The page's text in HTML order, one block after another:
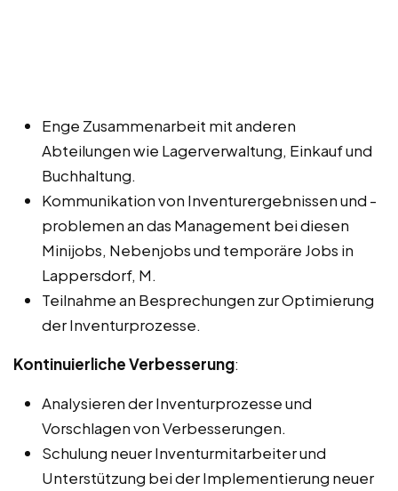
Enge Zusammenarbeit mit anderen
Abteilungen wie Lagerverwaltung, Einkauf und
Buchhaltung.
Kommunikation von Inventurergebnissen und -
problemen an das Management bei diesen
Minijobs, Nebenjobs und temporäre Jobs in
Lappersdorf, M.
Teilnahme an Besprechungen zur Optimierung
der Inventurprozesse.
Kontinuierliche Verbesserung:
Analysieren der Inventurprozesse und
Vorschlagen von Verbesserungen.
Schulung neuer Inventurmitarbeiter und
Unterstützung bei der Implementierung neuer